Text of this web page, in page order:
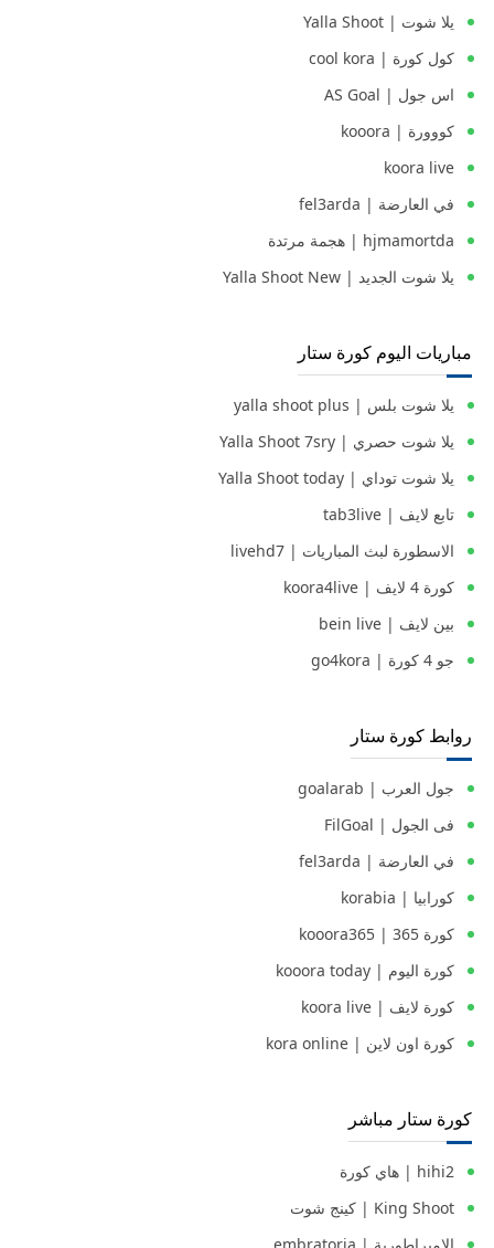
يلا شوت | Yalla Shoot
كول كورة | cool kora
اس جول | AS Goal
كووورة | kooora
koora live
في العارضة | fel3arda
hjmamortda | هجمة مرتدة
يلا شوت الجديد | Yalla Shoot New
مباريات اليوم كورة ستار
يلا شوت بلس | yalla shoot plus
يلا شوت حصري | Yalla Shoot 7sry
يلا شوت توداي | Yalla Shoot today
تابع لايف | tab3live
الاسطورة لبث المباريات | livehd7
كورة 4 لايف | koora4live
بين لايف | bein live
جو 4 كورة | go4kora
روابط كورة ستار
جول العرب | goalarab
فى الجول | FilGoal
في العارضة | fel3arda
كورابيا | korabia
كورة 365 | kooora365
كورة اليوم | kooora today
كورة لايف | koora live
كورة اون لاين | kora online
كورة ستار مباشر
hihi2 | هاي كورة
King Shoot | كينج شوت